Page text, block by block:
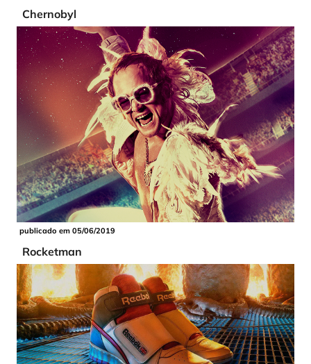
Chernobyl
publicado em 05/06/2019
Rocketman